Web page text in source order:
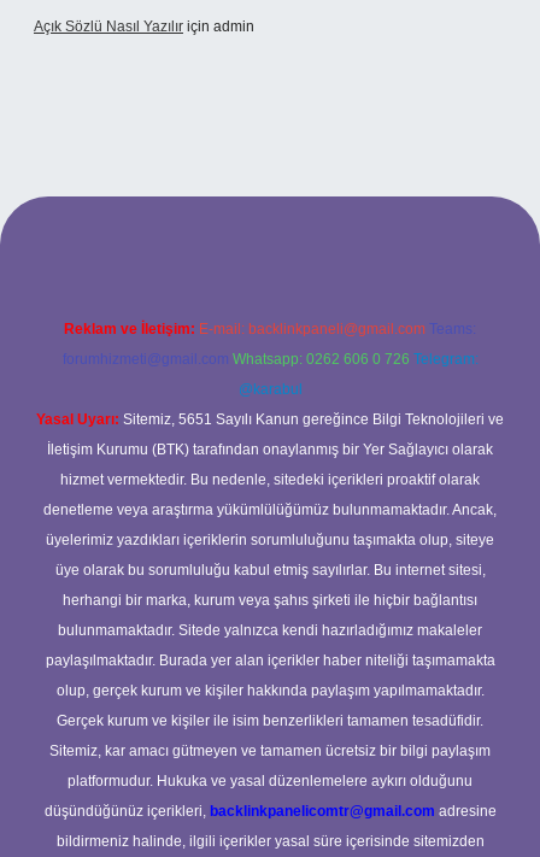
Açık Sözlü Nasıl Yazılır için admin
giriş adresi
Reklam ve İletişim: E-mail: backlinkpaneli@gmail.com Teams:
forumhizmeti@gmail.com Whatsapp: 0262 606 0 726 Telegram:
@karabul
Yasal Uyarı: Sitemiz, 5651 Sayılı Kanun gereğince Bilgi Teknolojileri ve
İletişim Kurumu (BTK) tarafından onaylanmış bir Yer Sağlayıcı olarak
hizmet vermektedir. Bu nedenle, sitedeki içerikleri proaktif olarak
denetleme veya araştırma yükümlülüğümüz bulunmamaktadır. Ancak,
üyelerimiz yazdıkları içeriklerin sorumluluğunu taşımakta olup, siteye
üye olarak bu sorumluluğu kabul etmiş sayılırlar. Bu internet sitesi,
herhangi bir marka, kurum veya şahıs şirketi ile hiçbir bağlantısı
bulunmamaktadır. Sitede yalnızca kendi hazırladığımız makaleler
paylaşılmaktadır. Burada yer alan içerikler haber niteliği taşımamakta
olup, gerçek kurum ve kişiler hakkında paylaşım yapılmamaktadır.
Gerçek kurum ve kişiler ile isim benzerlikleri tamamen tesadüfidir.
Sitemiz, kar amacı gütmeyen ve tamamen ücretsiz bir bilgi paylaşım
platformudur. Hukuka ve yasal düzenlemelere aykırı olduğunu
düşündüğünüz içerikleri, backlinkpanelicomtr@gmail.com adresine
bildirmeniz halinde, ilgili içerikler yasal süre içerisinde sitemizden